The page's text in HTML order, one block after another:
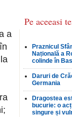
Pe aceeasi
Praznicul
Națională a
colinde în
Daruri de
Germania
Dragostea
bucurie: o
singure și
a